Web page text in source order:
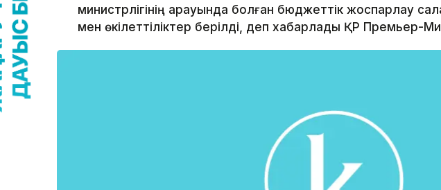
министрлігінің қарауында болған бюджеттік жоспарлау
мен өкілеттіліктер берілді, деп хабарлады ҚР Премьер-